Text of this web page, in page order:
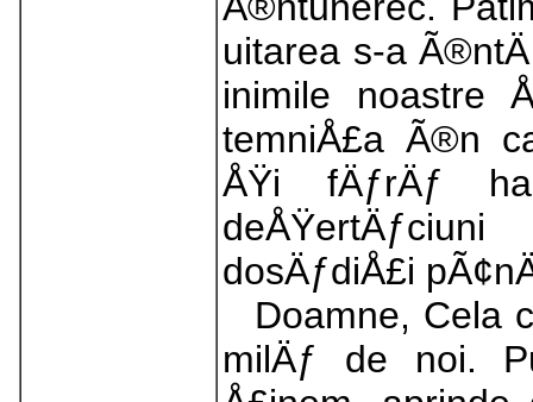
uitarea s-a
inimile noastre
temniÅ£a Ã®n
ÅŸi fÄƒrÄƒ
dosÄƒdiÅ£i
Doamne, Cela
milÄƒ de noi.